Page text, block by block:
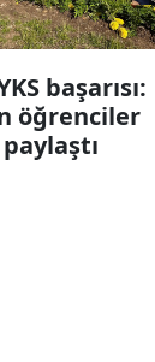
başarısı:
öğrenciler